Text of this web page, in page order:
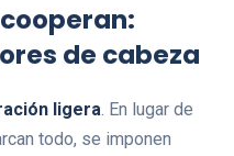
de cabeza
ligera. En lugar de
todo, se imponen